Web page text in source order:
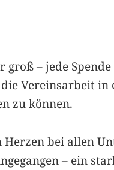
groß – jede
Vereinsarbeit in
zu können.
bei allen
– ein